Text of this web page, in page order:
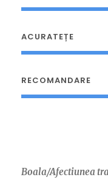
ACURATEȚE
RECOMANDARE
Boala/Afectiunea